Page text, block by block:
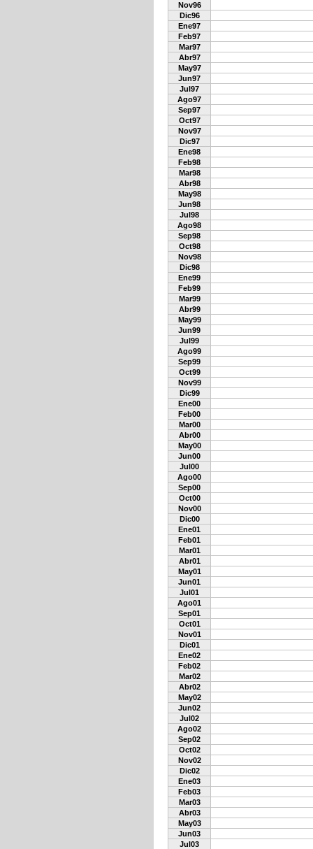
Nov96
Dic96
Ene97
Feb97
Mar97
Abr97
May97
Jun97
Jul97
Ago97
Sep97
Oct97
Nov97
Dic97
Ene98
Feb98
Mar98
Abr98
May98
Jun98
Jul98
Ago98
Sep98
Oct98
Nov98
Dic98
Ene99
Feb99
Mar99
Abr99
May99
Jun99
Jul99
Ago99
Sep99
Oct99
Nov99
Dic99
Ene00
Feb00
Mar00
Abr00
May00
Jun00
Jul00
Ago00
Sep00
Oct00
Nov00
Dic00
Ene01
Feb01
Mar01
Abr01
May01
Jun01
Jul01
Ago01
Sep01
Oct01
Nov01
Dic01
Ene02
Feb02
Mar02
Abr02
May02
Jun02
Jul02
Ago02
Sep02
Oct02
Nov02
Dic02
Ene03
Feb03
Mar03
Abr03
May03
Jun03
Jul03